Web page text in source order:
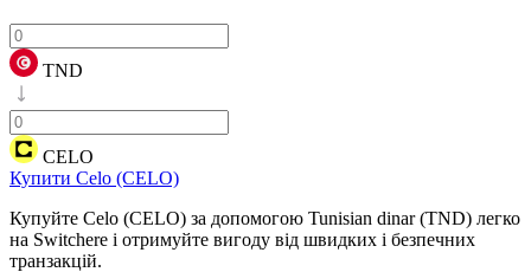
TND
CELO
Купити Celo (CELO)
Купуйте Celo (CELO) за допомогою Tunisian dinar (TND) легко
на Switchere і отримуйте вигоду від швидких і безпечних
транзакцій.